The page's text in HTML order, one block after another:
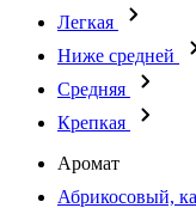
Легкая
Ниже средней
Средняя
Крепкая
Аромат
Абрикосовый,